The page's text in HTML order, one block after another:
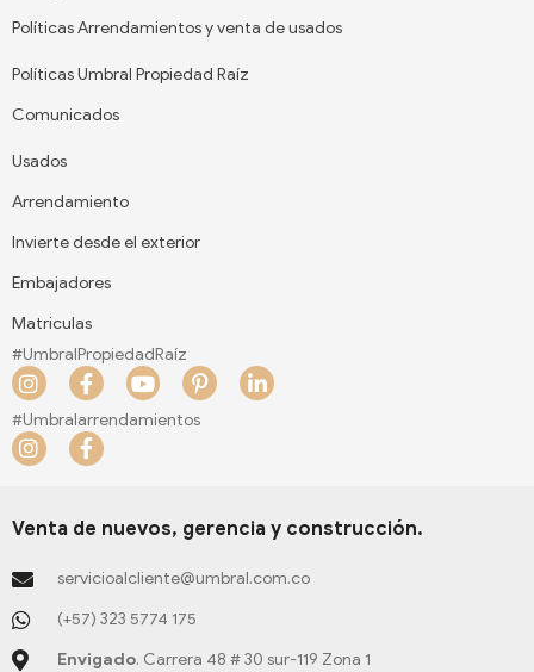
Políticas Arrendamientos y venta de usados
Políticas Umbral Propiedad Raíz
Comunicados
Usados
Arrendamiento
Invierte desde el exterior
Embajadores
Matriculas
#UmbralPropiedadRaíz
I
n
s
t
a
a
F
a
c
e
b
k
f
Y
o
u
P
i
n
s
-
p
L
i
n
i
n
#Umbralarrendamientos
I
n
a
r
a
m
F
a
b
o
k
-
f
Venta de nuevos, gerencia y construcción.
servicioalcliente@umbral.com.co
(+57) 323 5774 175
Envigado. Carrera 48 # 30 sur-119 Zona 1